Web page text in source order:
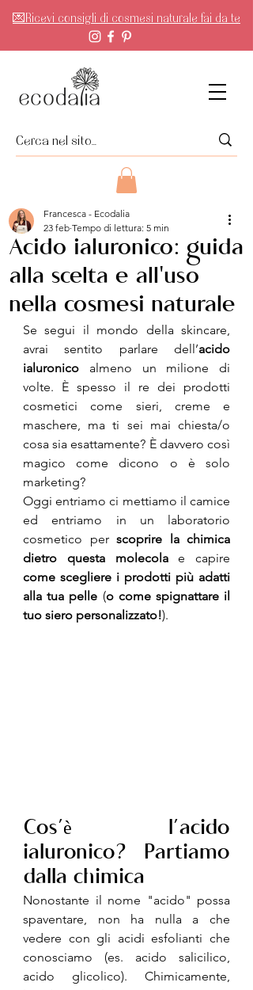
💌Ricevi consigli di cosmesi naturale fai da te
Acido ialuronico: guida
alla scelta e all'uso
nella cosmesi naturale
Francesca - Ecodalia
23 feb Tempo di lettura: 5 min
Se segui il mondo della skincare,
avrai sentito parlare dell’acido
ialuronico almeno un milione di
volte. È spesso il re dei prodotti
cosmetici come sieri, creme e
maschere, ma ti sei mai chiesta/o
cosa sia esattamente? È davvero così
magico come dicono o è solo
marketing?
Oggi entriamo ci mettiamo il camice
ed entriamo in un laboratorio
cosmetico per scoprire la chimica
dietro questa molecola
come scegliere i prodotti più adatti
alla tua pelle (o come spignattare il
tuo siero personalizzato!).
Cos’è l’acido
ialuronico? Partiamo
dalla chimica
Nonostante il nome "acido" possa
spaventare, non ha nulla a che
vedere con gli acidi esfolianti che
conosciamo (es. acido salicilico,
acido glicolico). Chimicamente,